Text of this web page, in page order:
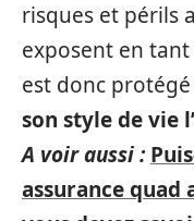
risques et périls
exposent en tant
est donc protégé
son style de vie
A voir aussi :
assurance